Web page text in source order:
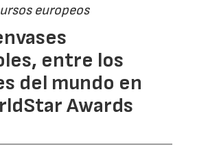
europeos
entre los
del mundo en
Awards